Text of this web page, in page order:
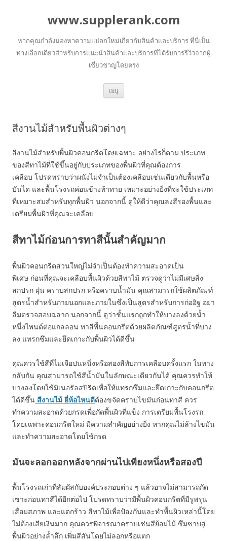
www.supplerank.com
หากคุณกำลังมองหาความแปลกใหม่เกี่ยวกับสินค้าและบริการ ที่นี่เป็น
ทางเลือกเดียวสำหรับการแนะนำสินค้าและบริการที่ได้รับการรีวิวจากผู้
เชี่ยวชาญโดยตรง
เมนู ข้าม
ยัง
สีงานไม้สำหรับพื้นผิวต่างๆ
สีงานไม้สำหรับพื้นผิวคอนกรีตโดยเฉพาะ อย่างไรก็ตาม ประเภท
ของสีทาไม้ที่ใช้ขึ้นอยู่กับประเภทของพื้นผิวที่คุณต้องการ
เคลือบ โปรดทราบว่าผนังไม่จำเป็นต้องเคลือบเช่นเดียวกับพื้นหรือ
บันได และพื้นโรงรถค่อนข้างท้าทาย เหมาะอย่างยิ่งที่จะใช้ประเภท
ที่เหมาะสมสำหรับทุกพื้นผิว นอกจากนี้ ดูให้ดีว่าคุณลงสีรองพื้นและ
เตรียมพื้นผิวที่คุณจะเคลือบ
สีทาไม้ก่อนการทาสีนั้นสำคัญมาก
พื้นผิวคอนกรีตส่วนใหญ่ไม่จำเป็นต้องทำความสะอาดเป็น
พิเศษ ก่อนที่คุณจะเคลือบพื้นผิวด้วยสีทาไม้ ตรวจดูว่าไม่มีเศษสิ่ง
สกปรก ฝุ่น คราบสกปรก หรือคราบน้ำมัน คุณสามารถใช้ผลิตภัณฑ์
สูตรน้ำสำหรับภายนอกและภายในซึ่งเป็นสูตรสำหรับการก่ออิฐ อย่า
ลืมตรวจสอบฉลาก นอกจากนี้ ดูว่าชั้นแรกถูกทำให้บางลงด้วยน้ำ
หนึ่งไพนต์ต่อแกลลอน ทาสีพื้นคอนกรีตด้วยผลิตภัณฑ์สูตรน้ำที่บาง
ลง แทรกซึมและยึดเกาะกับพื้นผิวได้ดีขึ้น
คุณควรใช้สีที่ไม่เจือปนหนึ่งหรือสองสีทับการเคลือบครั้งแรก ในทาง
กลับกัน คุณสามารถใช้สีน้ำมันในลักษณะเดียวกันได้ คุณควรทำให้
บางลงโดยใช้มิเนอรัลสปิริตเพื่อให้แทรกซึมและยึดเกาะกับคอนกรีต
ได้ดีขึ้น สีงานไม้ ยี่ห้อไหนดีต้องขจัดคราบไขมันก่อนทาสี ควร
ทำความสะอาดด้วยกรดเพื่อกัดพื้นผิวที่แข็ง การเตรียมพื้นโรงรถ
โดยเฉพาะคอนกรีตใหม่ มีความสำคัญอย่างยิ่ง หากคุณไม่ล้างไขมัน
และทำความสะอาดโดยใช้กรด
มันจะลอกออกหลังจากผ่านไปเพียงหนึ่งหรือสองปี
พื้นโรงรถเก่าที่สัมผัสกับองค์ประกอบต่าง ๆ แล้วอาจไม่สามารถกัด
เซาะก่อนทาสีได้อีกต่อไป โปรดทราบว่ามีพื้นผิวคอนกรีตที่มีรูพรุน
เสื่อมสภาพ และแตกร้าว สีทาไม้เพื่อป้องกันและทำพื้นผิวเหล่านี้โดย
ไม่ต้องเสียเงินมาก คุณควรพิจารณาคราบเช่นสีย้อมไม้ ซึมซาบสู่
พื้นผิวอย่างล้ำลึก เพิ่มสีสันโดยไม่ลอกหรือแตก